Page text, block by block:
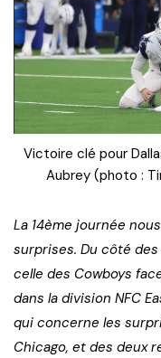
Victoire clé pour
Aubrey (photo :
La 14ème journée
surprises. Du côté
celle des Cowboys
dans la division NFC
qui concerne les
Chicago, et des deux